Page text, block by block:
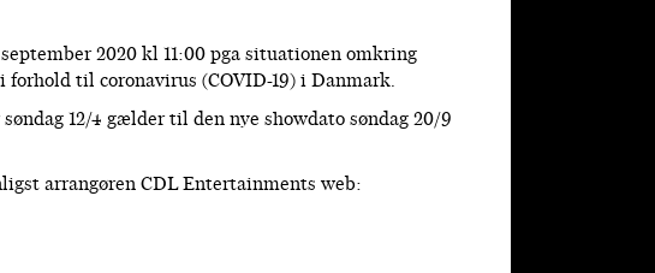
2020 kl 11:00 pga situationen omkring
til coronavirus (COVID-19) i Danmark.
12/4 gælder til den nye showdato søndag 20/9
arrangøren CDL Entertainments web: